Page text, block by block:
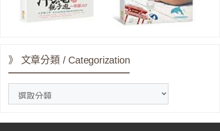
》 文章分類 / Categorization
分